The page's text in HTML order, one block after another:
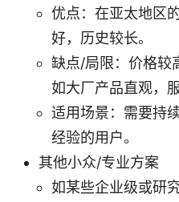
优点：在亚太地区
好，历史较长。
缺点/局限：价格较
如大厂产品直观，
适用场景：需要持
经验的用户。
其他小众/专业方案
如某些企业级或研